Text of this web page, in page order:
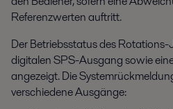
Referenzwerten auftritt.
Der Betriebsstatus des
digitalen SPS-Ausgang sowie
angezeigt. Die
verschiedene Ausgänge: